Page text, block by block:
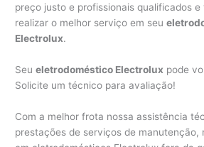
preço justo e profissionais qualificados e
realizar o melhor serviço em seu
Electrolux.
Seueletrodoméstico Electrolux pode
Solicite um técnico para avaliação!
Com a melhor frota nossa assistência
prestações de serviços de manutenção,